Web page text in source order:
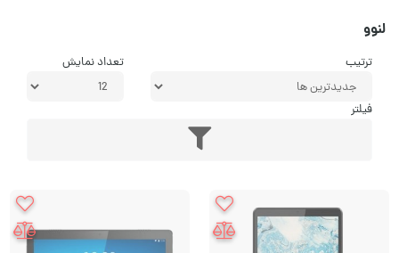
لنوو
ترتیب تعداد نمایش
فیلتر